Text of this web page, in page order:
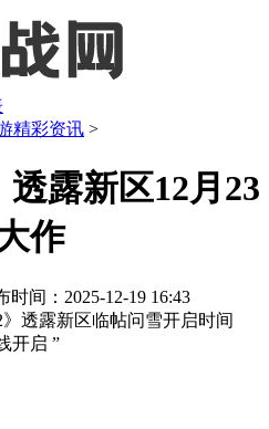
精彩资讯 >
透露新区12月23
作
时间：2025-12-19 16:43
透露新区临帖问雪开启时间
开启 ”